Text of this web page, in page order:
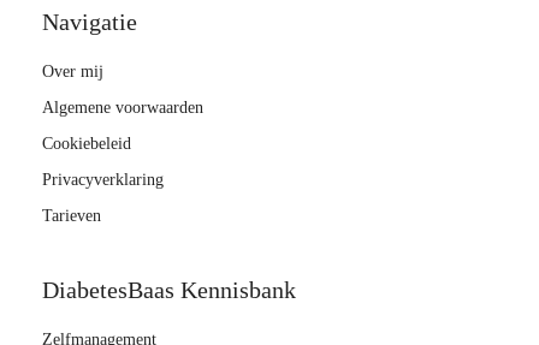
Navigatie
Over mij
Algemene voorwaarden
Cookiebeleid
Privacyverklaring
Tarieven
DiabetesBaas Kennisbank
Zelfmanagement